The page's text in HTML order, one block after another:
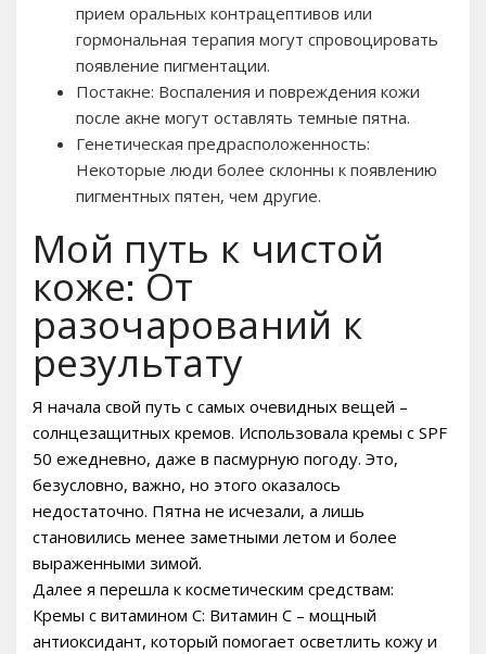
прием оральных контрацептивов или
гормональная терапия могут спровоцировать
появление пигментации.
Постакне: Воспаления и повреждения кожи
после акне могут оставлять темные пятна.
Генетическая предрасположенность:
Некоторые люди более склонны к появлению
пигментных пятен, чем другие.
Мой путь к чистой
коже: От
разочарований к
результату
Я начала свой путь с самых очевидных вещей –
солнцезащитных кремов. Использовала кремы с SPF
50 ежедневно, даже в пасмурную погоду. Это,
безусловно, важно, но этого оказалось
недостаточно. Пятна не исчезали, а лишь
становились менее заметными летом и более
выраженными зимой.
Далее я перешла к косметическим средствам:
Кремы с витамином C: Витамин C – мощный
антиоксидант, который помогает осветлить кожу и